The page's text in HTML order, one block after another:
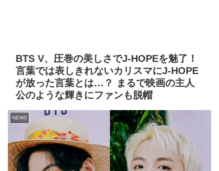
BTS V、圧巻の美しさでJ-HOPEを魅了！
言葉では表しきれないカリスマにJ-HOPE
が放った言葉とは…？ まるで映画の主人
公のような輝きにファンも脱帽
NEWS